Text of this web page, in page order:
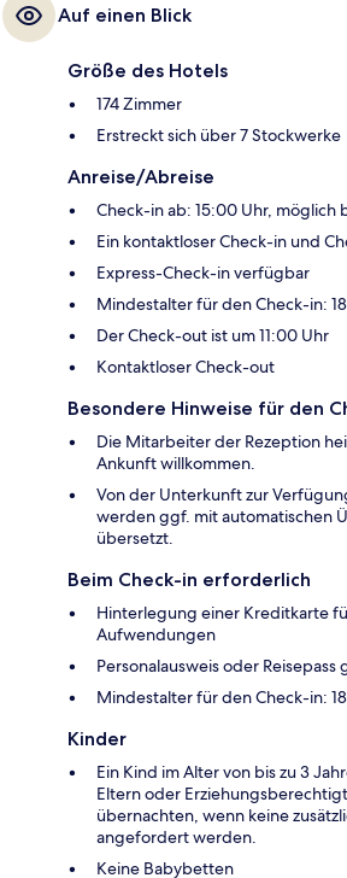
Auf einen Blick
Größe des Hotels
174 Zimmer
Erstreckt sich über 7 Stockwerke
Anreise/Abreise
Check-in ab: 15:00 Uhr, möglich
Ein kontaktloser Check-in und
Express-Check-in verfügbar
Mindestalter für den Check-in:
Der Check-out ist um 11:00 Uhr
Kontaktloser Check-out
Besondere Hinweise für den
Die Mitarbeiter der Rezeption
Ankunft willkommen.
Von der Unterkunft zur
werden ggf. mit automatischen
übersetzt.
Beim Check-in erforderlich
Hinterlegung einer Kreditkarte
Aufwendungen
Personalausweis oder
Mindestalter für den Check-in:
Kinder
Ein Kind im Alter von bis zu 3
Eltern oder
übernachten, wenn keine
angefordert werden.
Keine Babybetten